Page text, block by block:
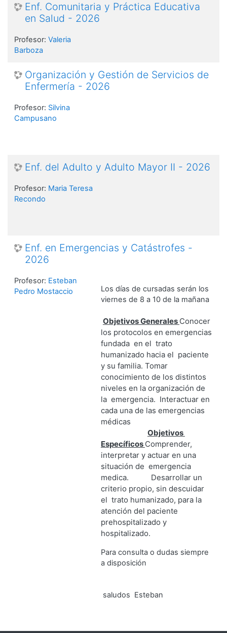
Enf. Comunitaria y Práctica Educativa
en Salud - 2026
Profesor: Valeria
Barboza
Organización y Gestión de Servicios de
Enfermería - 2026
Profesor: Silvina
Campusano
Enf. del Adulto y Adulto Mayor II - 2026
Profesor: Maria Teresa
Recondo
Enf. en Emergencias y Catástrofes -
2026
Los días de cursadas serán los
viernes de 8 a 10 de la mañana
Objetivos Generales Conocer
los protocolos en emergencias
fundada en el trato
humanizado hacia el paciente
y su familia. Tomar
conocimiento de los distintos
niveles en la organización de
la emergencia. Interactuar en
cada una de las emergencias
médicas
Objetivos
Específicos Comprender,
interpretar y actuar en una
situación de emergencia
medica. Desarrollar un
criterio propio, sin descuidar
el trato humanizado, para la
atención del paciente
prehospitalizado y
hospitalizado.
Para consulta o dudas siempre
a disposición
saludos Esteban
Profesor: Esteban
Pedro Mostaccio